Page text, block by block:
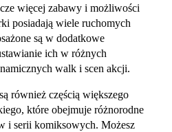
więcej zabawy i możliwości
posiadają wiele ruchomych
są w dodatkowe
ich w różnych
walk i scen akcji.
również częścią większego
które obejmuje różnorodne
i serii komiksowych. Możesz